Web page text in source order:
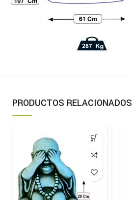
PRODUCTOS RELACIONADOS